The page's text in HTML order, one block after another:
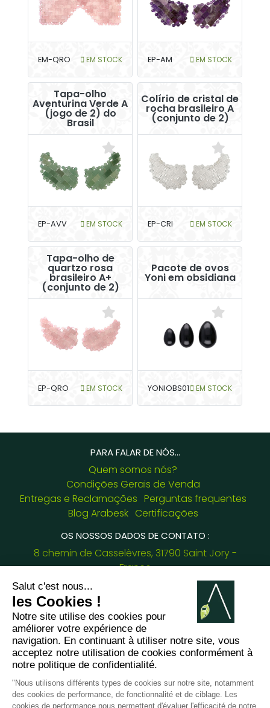
EM-QRO EM STOCK EP-AM EM STOCK
Tapa-olho
Aventurina Verde A
(jogo de 2) do
Brasil
EP-AVV EM STOCK
Colírio de cristal de
rocha brasileiro A
(conjunto de 2)
EP-CRI EM STOCK
Tapa-olho de
quartzo rosa
brasileiro A+
(conjunto de 2)
EP-QRO EM STOCK
Pacote de ovos
Yoni em obsidiana
YONIOBS01 EM STOCK
PARA FALAR DE NÓS...
Quem somos nós?
Condições Gerais de Venda
Entregas e Reclamações Perguntas frequentes
Blog Arabesk Certificações
OS NOSSOS DADOS DE CONTATO :
8 chemin de Casselèvres, 31790 Saint Jory -
France
jessica.fernandes@arabesk.eu
Contacte-nos em :
FR GB IT